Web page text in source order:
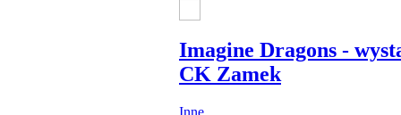
Imagine Dragons -
CK Zamek
Inne